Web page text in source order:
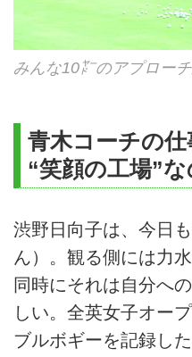
みんな10㍎のアプロー
青木コーチの仕
“笑顔の工場”
渋野日向子は、今日
ん）。観る側には力
同時にそれは自分へ
しい。全英女子オー
ブルボギーを記録し